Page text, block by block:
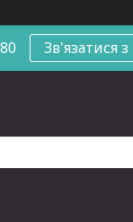
Зв'язатися